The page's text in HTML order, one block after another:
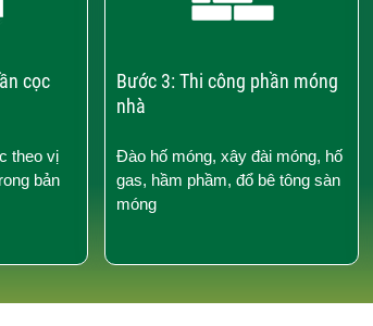
cọc
theo vị
bản
Bước 3: Thi công phần móng
nhà
Đào hố móng, xây đài móng, hố
gas, hầm phầm, đổ bê tông sàn
móng